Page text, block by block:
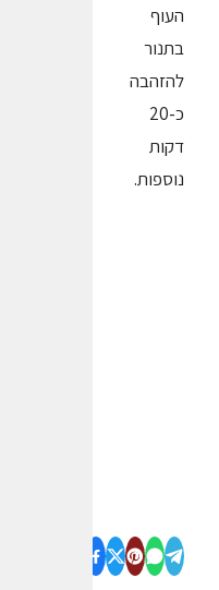
העוף
בתנור
להזהבה
כ-20
דקות
נוספות.